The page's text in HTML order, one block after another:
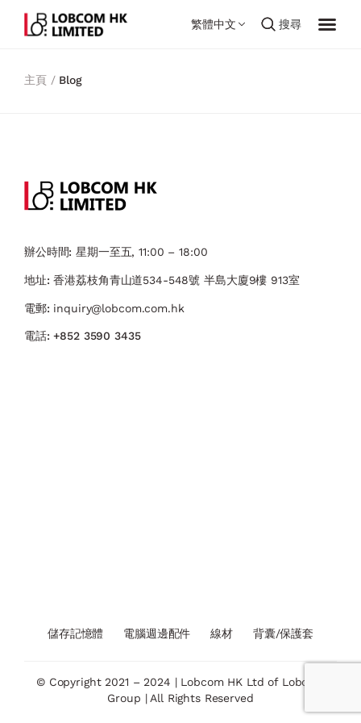
繁體中文 搜尋
主頁 / Blog
辦公時間: 星期一至五, 11:00 – 18:00
地址: 香港荔枝角青山道534-548號 ​半島大廈9樓 913室
電郵: inquiry@lobcom.com.hk
電話:+852 3590 3435
儲存記憶體 電腦週邊配件 線材 背囊/保護套
© Copyright 2021 – 2024 | Lobcom HK Ltd of Lobcom
Group | All Rights Reserved